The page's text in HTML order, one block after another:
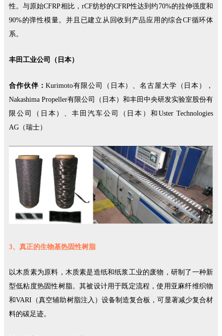
性。与原始CFRP相比，rCF纺纱的CFRP性达到约70%的拉伸强度和
90%的弹性模量。并且已建立从回收到产品应用的综合CF循环体
系。
丰田工业公司（日本）
合作伙伴：Kurimoto有限公司（日本）、名古屋大学（日本），
Nakashima Propeller有限公司（日本）和丰田中央研发实验室股份有
限公司（日本）、丰田汽车公司（日本）和Uster Technologies
AG（瑞士）
3、真正的生物基热固性树脂
以木质素为原料，木质素是造纸和纸浆工业的废物，研制了一种新
型低粘度热固性树脂。其被设计用于既定流程，使用亚麻纤维织物
和VARI（真空辅助树脂注入）设备制造复合板，可显著减少复合材
料的碳足迹。